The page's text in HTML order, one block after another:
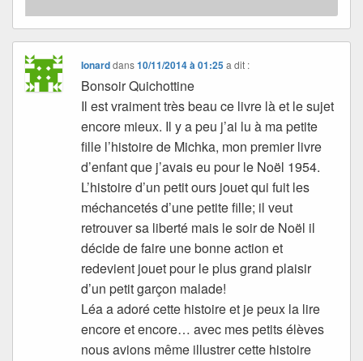
Ionarddans10/11/2014 à 01:25 a dit :
Bonsoir Quichottine
Il est vraiment très beau ce livre là et le sujet
encore mieux. Il y a peu j’ai lu à ma petite
fille l’histoire de Michka, mon premier livre
d’enfant que j’avais eu pour le Noël 1954.
L’histoire d’un petit ours jouet qui fuit les
méchancetés d’une petite fille; il veut
retrouver sa liberté mais le soir de Noël il
décide de faire une bonne action et
redevient jouet pour le plus grand plaisir
d’un petit garçon malade!
Léa a adoré cette histoire et je peux la lire
encore et encore… avec mes petits élèves
nous avions même illustrer cette histoire